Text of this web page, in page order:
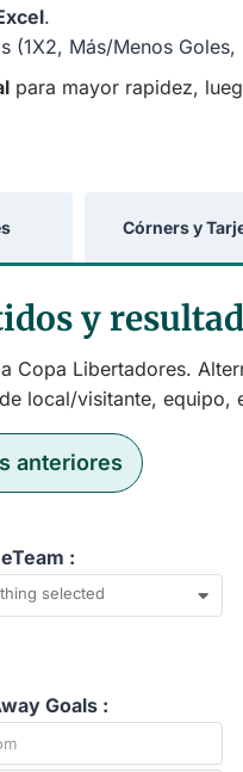
.
(1X2, Más/Menos
para mayor rapidez,
Córners y
y
Copa Libertadores.
local/visitante, equipo,
anteriores
:
selected
Goals :